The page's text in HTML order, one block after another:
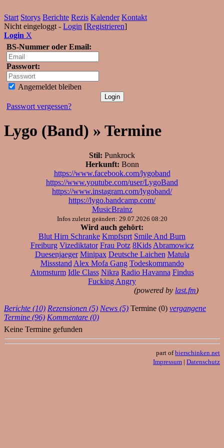
Start Storys Berichte Rezis Kalender Kontakt
Nicht eingeloggt - Login [Registrieren]
Login X
BS-Nummer oder Email:
Passwort:
Angemeldet bleiben
Passwort vergessen?
Lygo (Band) » Termine
Stil: Punkrock
Herkunft: Bonn
https://www.facebook.com/lygoband
https://www.youtube.com/user/LygoBand
https://www.instagram.com/lygoband/
https://lygo.bandcamp.com/
MusicBrainz
Infos zuletzt geändert: 29.07.2026 08:20
Wird auch gehört:
Blut Hirn Schranke Kmpfsprt Smile And Burn
Freiburg Vizediktator Frau Potz 8Kids Abramowicz
Duesenjaeger Minipax Deutsche Laichen Matula
Missstand Alex Mofa Gang Todeskommando
Atomsturm Idle Class Nikra Radio Havanna Findus
Fucking Angry
(powered by last.fm)
Berichte (10) Rezensionen (5) News (5) Termine (0) vergangene
Termine (96) Kommentare (0)
Keine Termine gefunden
part ofbierschinken.net
Impressum | Datenschutz